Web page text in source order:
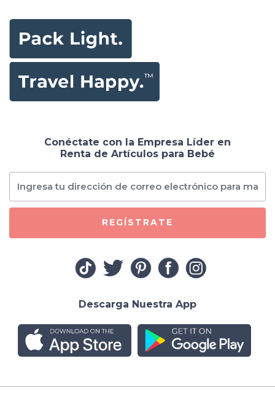
Conéctate con la Empresa Líder en
Renta de Artículos para Bebé
REGÍSTRATE
Descarga Nuestra App